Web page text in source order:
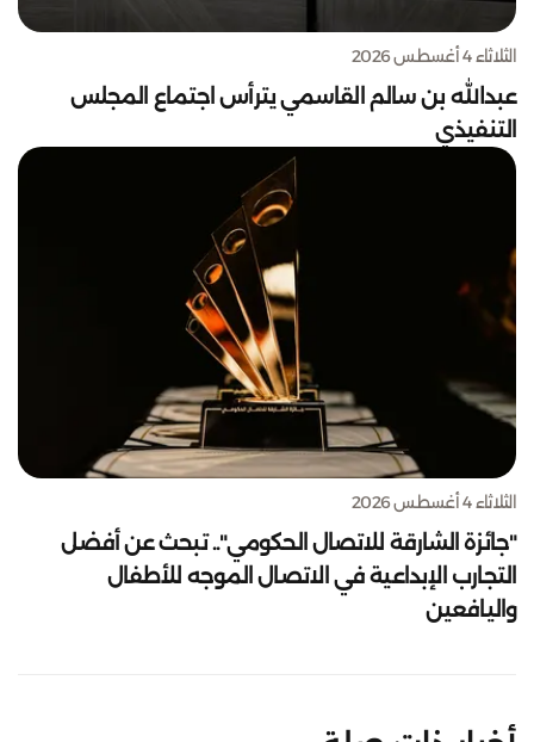
الثلاثاء 4 أغسطس 2026
عبدالله بن سالم القاسمي يترأس اجتماع المجلس
التنفيذي
الثلاثاء 4 أغسطس 2026
"جائزة الشارقة للاتصال الحكومي".. تبحث عن أفضل
التجارب الإبداعية في الاتصال الموجه للأطفال
واليافعين